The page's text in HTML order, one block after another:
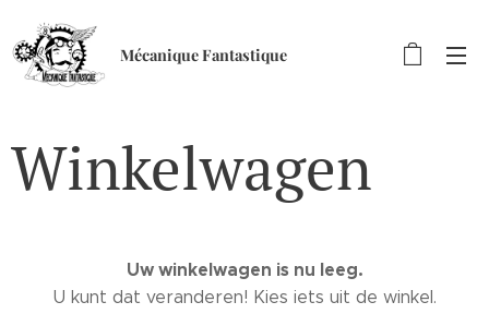
Mécanique Fantastique
Winkelwagen
Uw winkelwagen is nu leeg.
U kunt dat veranderen! Kies iets uit de winkel.